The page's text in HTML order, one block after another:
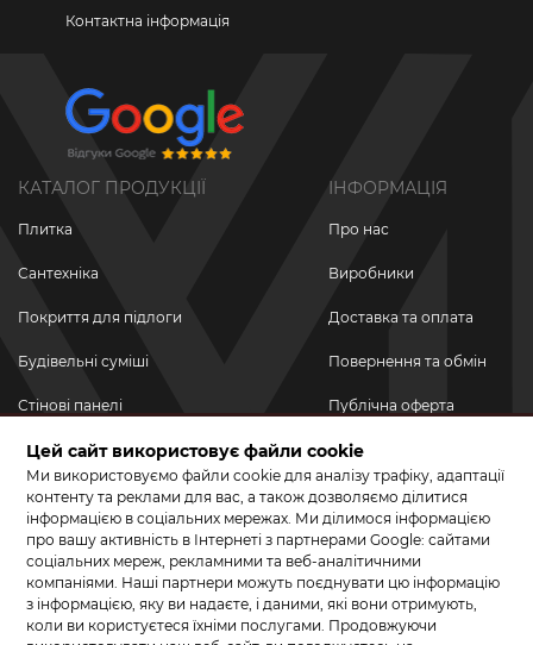
Контактна інформація
КАТАЛОГ ПРОДУКЦІЇ
Плитка
Сантехніка
Покриття для підлоги
Будівельні суміші
Стінові панелі
Новинки
Акційні товари
Акції/Знижки
ІНФОРМАЦІЯ
Про нас
Виробники
Доставка та оплата
Повернення та обмін
Публічна оферта
Політика
конфіденційності
ПРИЄДНУЙТЕСЬ ДО НАС У СОЦМЕРЕЖАХ
Цей сайт використовує файли cookie
Ми використовуємо файли cookie для аналізу трафіку, адаптації
контенту та реклами для вас, а також дозволяємо ділитися
інформацією в соціальних мережах. Ми ділимося інформацією
про вашу активність в Інтернеті з партнерами Google: сайтами
соціальних мереж, рекламними та веб-аналітичними
компаніями. Наші партнери можуть поєднувати цю інформацію
з інформацією, яку ви надаєте, і даними, які вони отримують,
коли ви користуєтеся їхніми послугами. Продовжуючи